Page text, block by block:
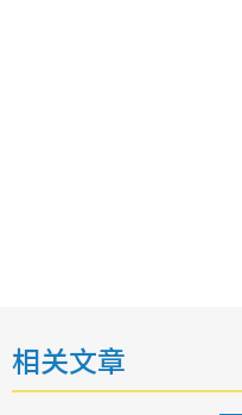
相关文章